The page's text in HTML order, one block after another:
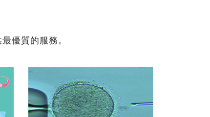
優質的服務。